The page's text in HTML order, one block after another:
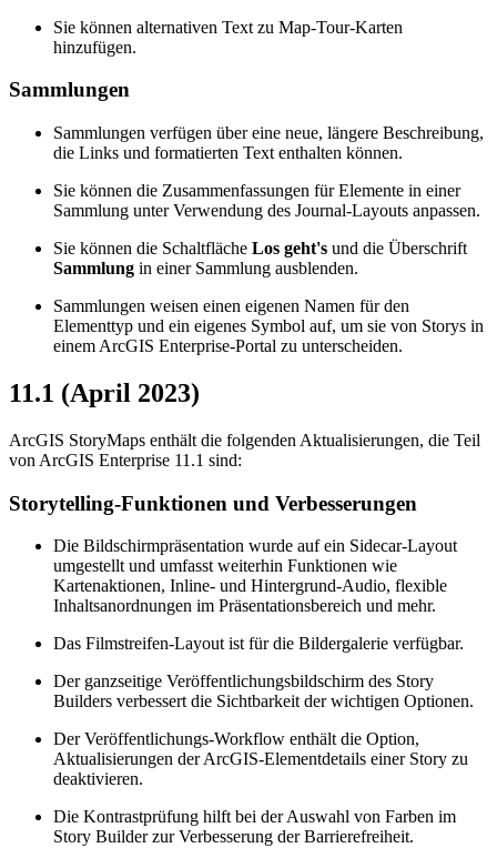
Sie können alternativen Text zu Map-Tour-Karten
hinzufügen.
Sammlungen
Sammlungen verfügen über eine neue, längere Beschreibung,
die Links und formatierten Text enthalten können.
Sie können die Zusammenfassungen für Elemente in einer
Sammlung unter Verwendung des Journal-Layouts anpassen.
Sie können die Schaltfläche Los geht's und die Überschrift
Sammlung in einer Sammlung ausblenden.
Sammlungen weisen einen eigenen Namen für den
Elementtyp und ein eigenes Symbol auf, um sie von Storys in
einem ArcGIS Enterprise-Portal zu unterscheiden.
11.1 (April 2023)
ArcGIS StoryMaps enthält die folgenden Aktualisierungen, die Teil
von ArcGIS Enterprise 11.1 sind:
Storytelling-Funktionen und Verbesserungen
Die Bildschirmpräsentation wurde auf ein Sidecar-Layout
umgestellt und umfasst weiterhin Funktionen wie
Kartenaktionen, Inline- und Hintergrund-Audio, flexible
Inhaltsanordnungen im Präsentationsbereich und mehr.
Das Filmstreifen-Layout ist für die Bildergalerie verfügbar.
Der ganzseitige Veröffentlichungsbildschirm des Story
Builders verbessert die Sichtbarkeit der wichtigen Optionen.
Der Veröffentlichungs-Workflow enthält die Option,
Aktualisierungen der ArcGIS-Elementdetails einer Story zu
deaktivieren.
Die Kontrastprüfung hilft bei der Auswahl von Farben im
Story Builder zur Verbesserung der Barrierefreiheit.